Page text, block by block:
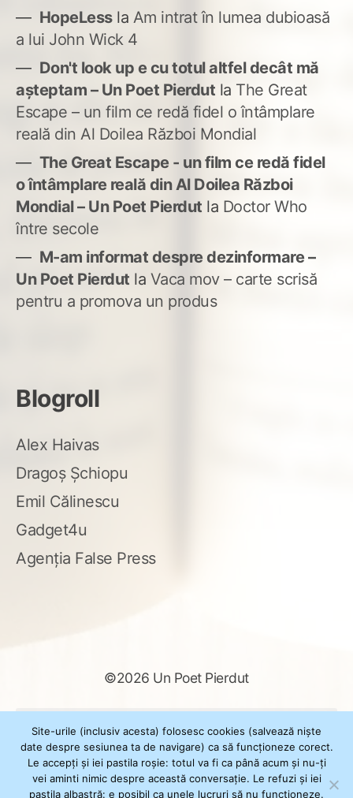
HopeLessla Am intrat în lumea dubioasă
a lui John Wick 4
Don't look up e cu totul altfel decât mă
așteptam – Un Poet Pierdut la The Great
Escape – un film ce redă fidel o întâmplare
reală din Al Doilea Război Mondial
The Great Escape - un film ce redă fidel
o întâmplare reală din Al Doilea Război
Mondial – Un Poet Pierdut la Doctor Who
între secole
M-am informat despre dezinformare –
Un Poet Pierdut la Vaca mov – carte scrisă
pentru a promova un produs
Blogroll
Alex Haivas
Dragoș Șchiopu
Emil Călinescu
Gadget4u
Agenția False Press
©2026 Un Poet Pierdut
după:
Site-urile (inclusiv acesta) folosesc cookies (salvează niște
date despre sesiunea ta de navigare) ca să funcționeze corect.
Le accepți și iei pastila roșie: totul va fi ca până acum și nu-ți
vei aminti nimic despre această conversație. Le refuzi și iei
pastila albastră: e posibil ca unele lucruri să nu funcționeze.